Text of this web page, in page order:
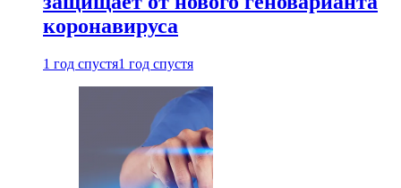
коронавируса
1 год спустя1 год спустя